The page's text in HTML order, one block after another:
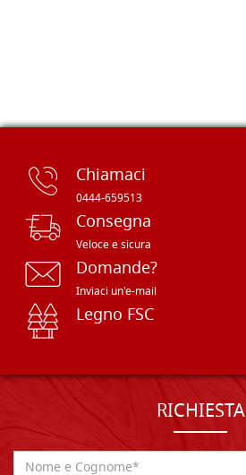
Chiamaci
0444-659513
Consegna
Veloce e sicura
Domande?
Inviaci un'e-mail
Legno FSC
RICHIESTA